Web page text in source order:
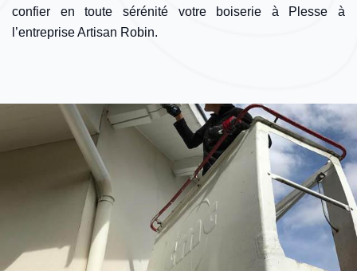
confier en toute sérénité votre boiserie à Plesse à
l’entreprise Artisan Robin.